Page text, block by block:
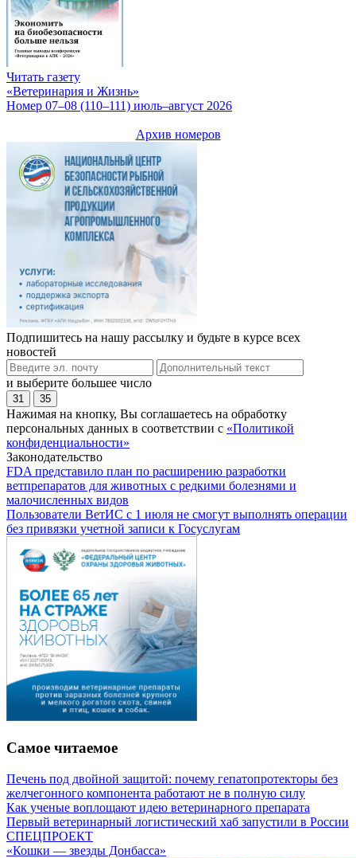
Читать газету
«Ветеринария и Жизнь»
Номер 07–08 (110–111) июль–август 2026
Архив номеров
Подпишитесь на нашу рассылку и будьте в курсе всех
новостей
и выберите большее число
31 35
Нажимая на кнопку, Вы соглашаетесь на обработку
персональных данных в соответствии с «Политикой
конфиденциальности»
Законодательство
FDA представило план по расширению разработки
ветпрепаратов для животных с редкими болезнями и
малочисленных видов
Пользователи ВетИС с 1 июля не смогут выполнять операции
без привязки учетной записи к Госуслугам
Самое читаемое
Печень под двойной защитой: почему гепатопротекторы без
желчегонного компонента работают не в полную силу
Как ученые воплощают идею ветеринарного препарата
Первый ветеринарный логистический хаб запустили в России
СПЕЦПРОЕКТ
«Кошки — звезды Донбасса»